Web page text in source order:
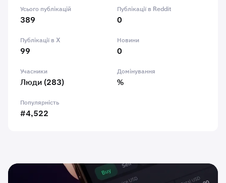
Усього публікацій
389
Публікації в Reddit
0
Публікації в X
99
Новини
0
Учасники
Люди (283)
Домінування
%
Популярність
#4,522